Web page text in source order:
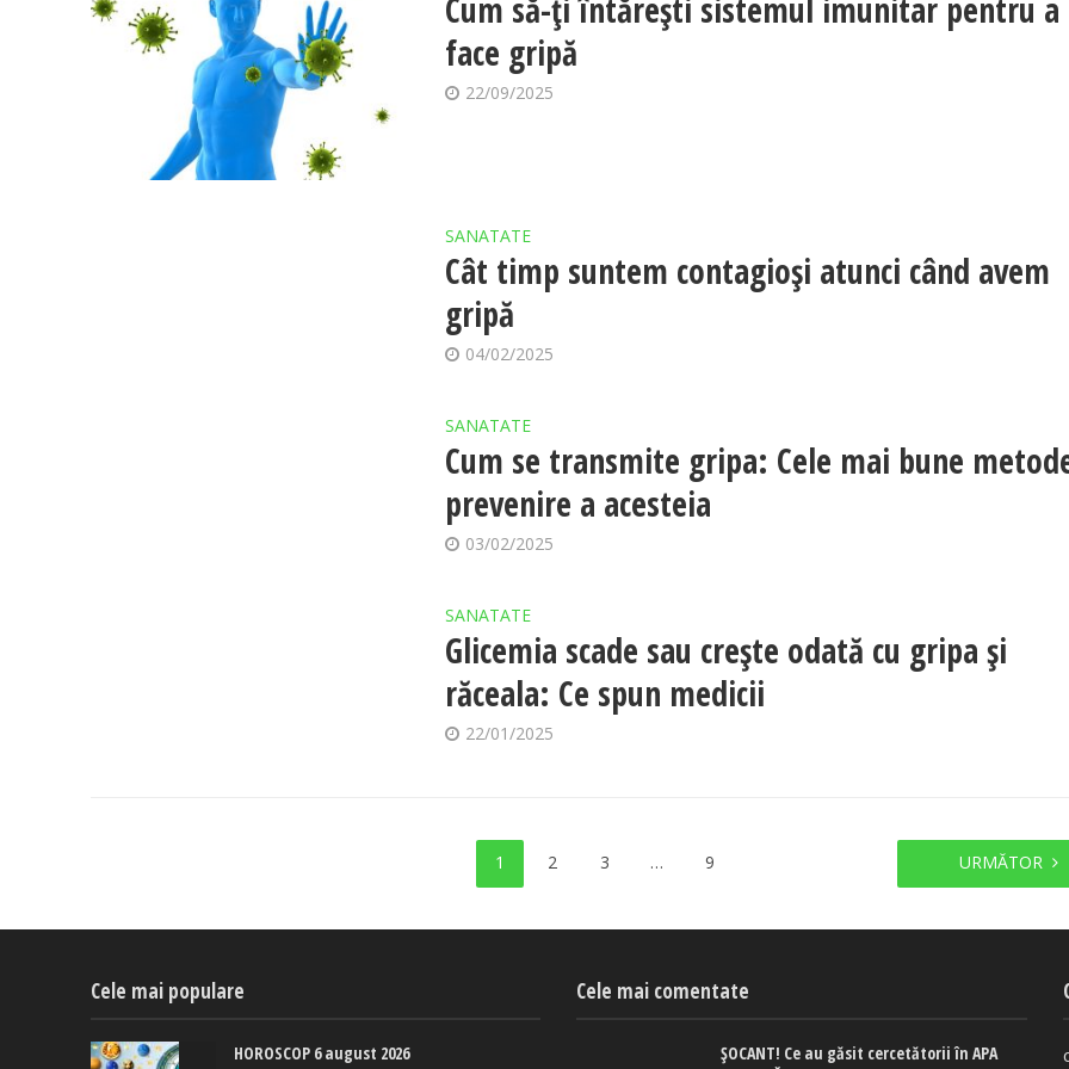
Cum să-ți întărești sistemul imunitar pentru a
face gripă
22/09/2025
SANATATE
Cât timp suntem contagioși atunci când avem
gripă
04/02/2025
SANATATE
Cum se transmite gripa: Cele mai bune
prevenire a acesteia
03/02/2025
SANATATE
Glicemia scade sau crește odată cu gripa și
răceala: Ce spun medicii
22/01/2025
1 2 3 … 9 URMĂTOR
Cele mai populare
HOROSCOP 6 august 2026
Cele mai comentate
ȘOCANT! Ce au găsit cercetătorii în APA